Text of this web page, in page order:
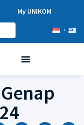
My UNIKOM